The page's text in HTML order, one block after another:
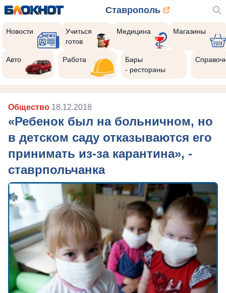
Ставрополь
Новости
Учиться
готов
Медицина Магазины
Авто Работа
Бары
- рестораны
Общество 18.12.2018
«Ребенок был на больничном, но
в детском саду отказываются его
принимать из-за карантина», -
ставрпольчанка